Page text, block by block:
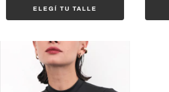
ELEGÍ TU TALLE